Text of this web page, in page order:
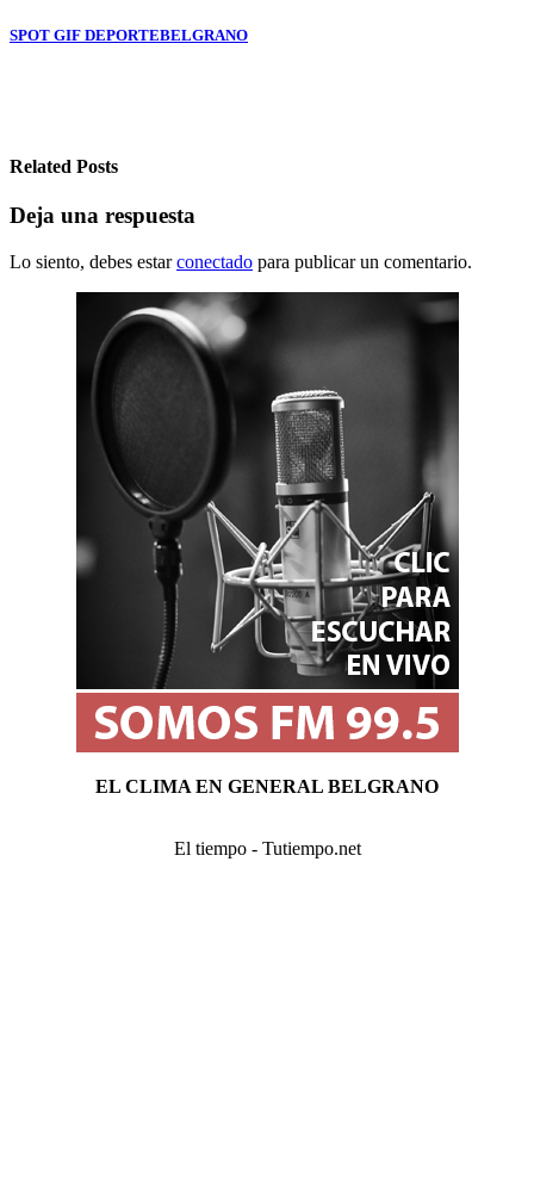
Navegación
SPOT GIF DEPORTEBELGRANO
Related Posts
Deja una respuesta
Lo siento, debes estarconectado para publicar un comentario.
EL CLIMA EN GENERAL BELGRANO
El tiempo - Tutiempo.net